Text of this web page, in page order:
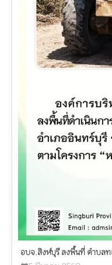
อบจ.สิงห์บุรี ลงพื้นที่ ตำบลท